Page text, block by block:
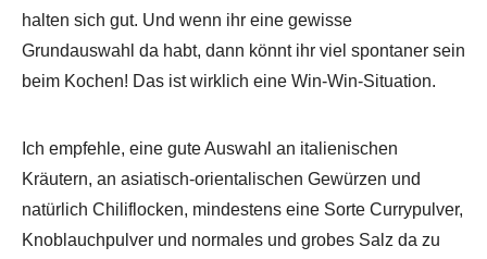
halten sich gut. Und wenn ihr eine gewisse
Grundauswahl da habt, dann könnt ihr viel spontaner sein
beim Kochen! Das ist wirklich eine Win-Win-Situation.
Ich empfehle, eine gute Auswahl an italienischen
Kräutern, an asiatisch-orientalischen Gewürzen und
natürlich Chiliflocken, mindestens eine Sorte Currypulver,
Knoblauchpulver und normales und grobes Salz da zu